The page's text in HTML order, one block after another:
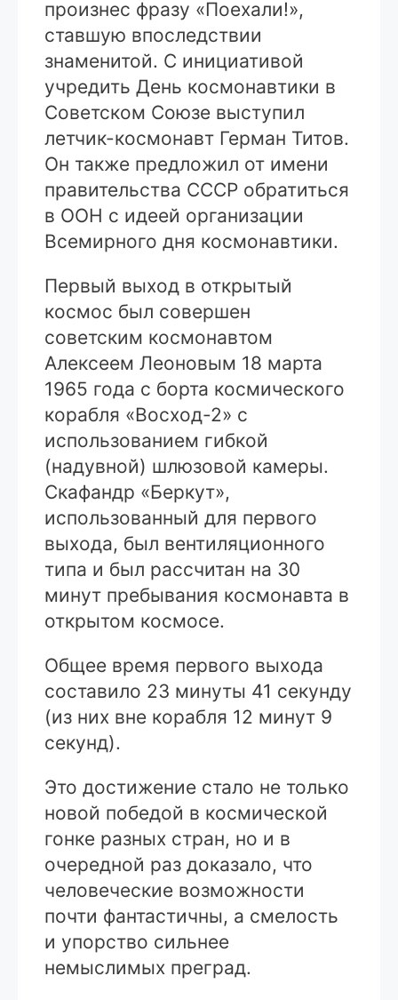
произнес фразу «Поехали!»,
ставшую впоследствии
знаменитой. С инициативой
учредить День космонавтики в
Советском Союзе выступил
летчик-космонавт Герман Титов.
Он также предложил от имени
правительства СССР обратиться
в ООН с идеей организации
Всемирного дня космонавтики.
Первый выход в открытый
космос был совершен
советским космонавтом
Алексеем Леоновым 18 марта
1965 года с борта космического
корабля «Восход-2» с
использованием гибкой
(надувной) шлюзовой камеры.
Скафандр «Беркут»,
использованный для первого
выхода, был вентиляционного
типа и был рассчитан на 30
минут пребывания космонавта в
открытом космосе.
Общее время первого выхода
составило 23 минуты 41 секунду
(из них вне корабля 12 минут 9
секунд).
Это достижение стало не только
новой победой в космической
гонке разных стран, но и в
очередной раз доказало, что
человеческие возможности
почти фантастичны, а смелость
и упорство сильнее
немыслимых преград.